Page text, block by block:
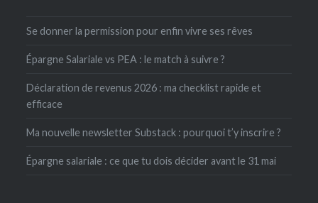
Se donner la permission pour enfin vivre ses rêves
Épargne Salariale vs PEA : le match à suivre ?
Déclaration de revenus 2026 : ma checklist rapide et
efficace
Ma nouvelle newsletter Substack : pourquoi t’y inscrire ?
Épargne salariale : ce que tu dois décider avant le 31 mai